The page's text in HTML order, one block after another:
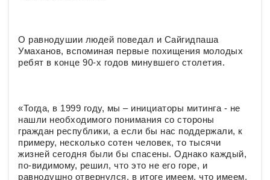
О равнодушии людей поведал и Сайгидпаша
Умаханов, вспоминая первые похищения молодых
ребят в конце 90-х годов минувшего столетия.
«Тогда, в 1999 году, мы – инициаторы митинга - не
нашли необходимого понимания со стороны
граждан республики, а если бы нас поддержали, к
примеру, несколько сотен человек, то тысячи
жизней сегодня были бы спасены. Однако каждый,
по-видимому, решил, что это не его горе, и
равнодушно отвернулся, в итоге имеем, что имеем.